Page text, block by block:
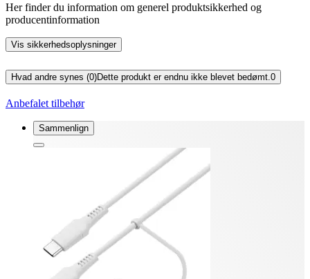
Her finder du information om generel produktsikkerhed og
producentinformation
Vis sikkerhedsoplysninger
Hvad andre synes (0)Dette produkt er endnu ikke blevet bedømt. 0
Anbefalet tilbehør
Sammenlign